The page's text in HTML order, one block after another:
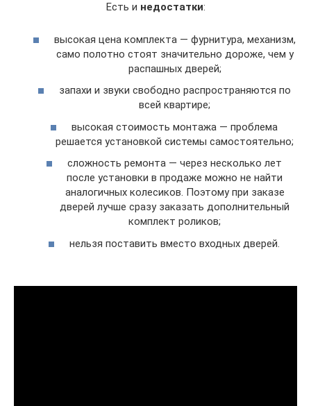
Есть и недостатки:
высокая цена комплекта — фурнитура, механизм,
само полотно стоят значительно дороже, чем у
распашных дверей;
запахи и звуки свободно распространяются по
всей квартире;
высокая стоимость монтажа — проблема
решается установкой системы самостоятельно;
сложность ремонта — через несколько лет
после установки в продаже можно не найти
аналогичных колесиков. Поэтому при заказе
дверей лучше сразу заказать дополнительный
комплект роликов;
нельзя поставить вместо входных дверей.